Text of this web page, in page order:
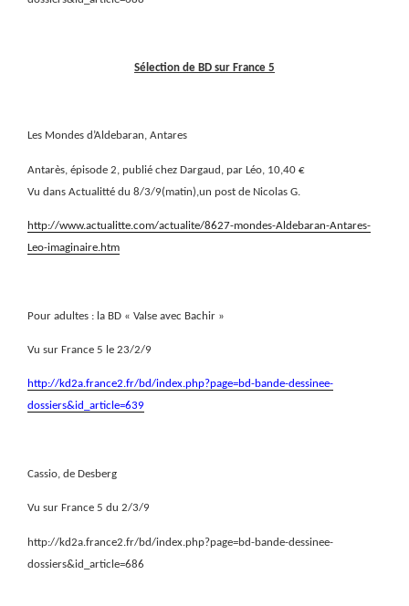
Sélection de BD sur France 5
Les Mondes d’Aldebaran, Antares
Antarès, épisode 2, publié chez Dargaud, par Léo, 10,40 €
Vu dans Actualitté du 8/3/9(matin),un post de Nicolas G.
http://www.actualitte.com/actualite/8627-mondes-Aldebaran-Antares-
Leo-imaginaire.htm
Pour adultes : la BD « Valse avec Bachir »
Vu sur France 5 le 23/2/9
http://kd2a.france2.fr/bd/index.php?page=bd-bande-dessinee-
dossiers&id_article=639
Cassio, de Desberg
Vu sur France 5 du 2/3/9
http://kd2a.france2.fr/bd/index.php?page=bd-bande-dessinee-
dossiers&id_article=686